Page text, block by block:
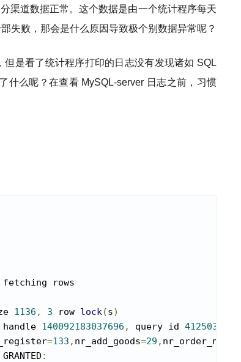
渠道数据正常。这个数据是由一个统计程序每天
失败，那会是什么原因导致极个别数据异常呢？
是看了统计程序打印的日志没有发现诸如 SQL
什么呢？在查看 MySQL-server 日志之前，习惯
fetching rows
1136 , 3 row lock(s)
140092183037696 , query id 412503674
=133 , nr_add_goods=29 , nr_order_normal
: